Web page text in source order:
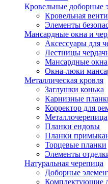
Кровельные доборные
Кровельная
Элементы
Мансардные окна и
Аксессуары для
Лестницы
Мансардные окна
Окна-люки
Металлическая кровля
Заглушки конька
Карнизные
Корректор для
Металлочерепица
Планки ендовы
Планки
Торцевые планки
Элементы
Натуральная черепица
Доборные
Комплектующие